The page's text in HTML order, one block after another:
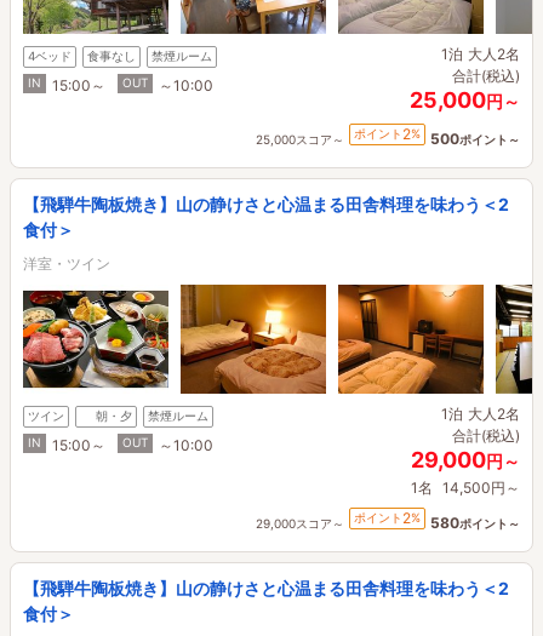
4ベッド 食事なし
禁煙ルーム
IN
15:00～ OUT ～10:00
1泊 大人2名
合計(税込)
25,000円～
25,000スコア～ ポイント 2% 500ポイント～
【飛騨牛陶板焼き】山の静けさと心温まる田舎料理を味わう＜2
食付＞
洋室・ツイン
ツイン 朝・夕
禁煙ルーム
IN
15:00～ OUT ～10:00
1泊 大人2名
合計(税込)
29,000円～
1名 14,500円～
29,000スコア～ ポイント 2% 580ポイント～
【飛騨牛陶板焼き】山の静けさと心温まる田舎料理を味わう＜2
食付＞